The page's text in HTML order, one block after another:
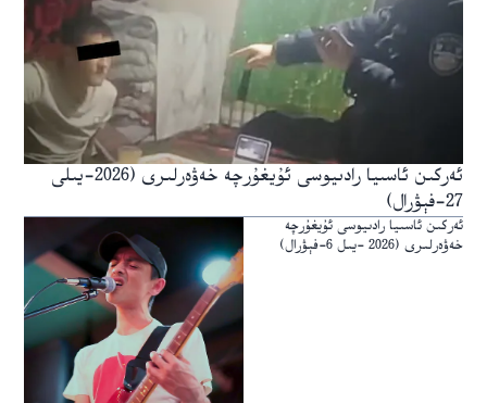
ئەركىن ئاسىيا رادىيوسى ئۇيغۇرچە خەۋەرلىرى (2026-يىلى
27-فېۋرال)
ئەركىن ئاسىيا رادىيوسى ئۇيغۇرچە
خەۋەرلىرى (2026 -يىل 6-فېۋرال)